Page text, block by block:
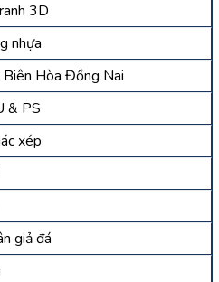
3D
nhựa
Hòa Đồng Nai
& PS
xép
giả đá